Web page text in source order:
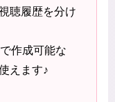
聴履歴を分け
作成可能な
えます♪